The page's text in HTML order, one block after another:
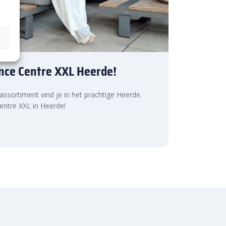
Centre XXL Heerde!
vind je in het prachtige Heerde.
XXL in Heerde!